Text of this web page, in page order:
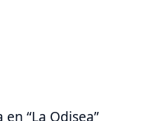
“La Odisea”